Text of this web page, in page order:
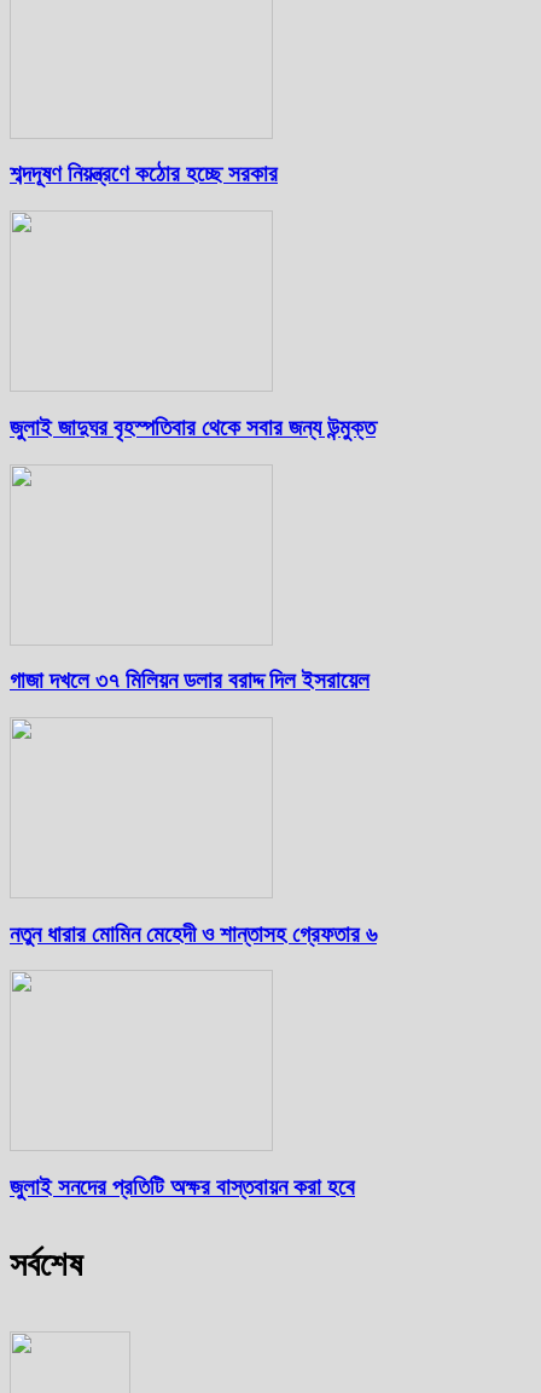
শব্দদূষণ নিয়ন্ত্রণে কঠোর হচ্ছে সরকার
জুলাই জাদুঘর বৃহস্পতিবার থেকে সবার জন্য উন্মুক্ত
গাজা দখলে ৩৭ মিলিয়ন ডলার বরাদ্দ দিল ইসরায়েল
নতুন ধারার মোমিন মেহেদী ও শান্তাসহ গ্রেফতার ৬
জুলাই সনদের প্রতিটি অক্ষর বাস্তবায়ন করা হবে
সর্বশেষ